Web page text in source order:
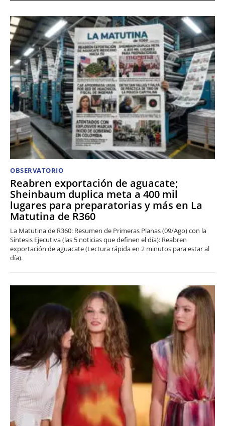
OBSERVATORIO
Reabren exportación de aguacate;
Sheinbaum duplica meta a 400 mil
lugares para preparatorias y más en La
Matutina de R360
La Matutina de R360: Resumen de Primeras Planas (09/Ago) con la
Síntesis Ejecutiva (las 5 noticias que definen el día): Reabren
exportación de aguacate (Lectura rápida en 2 minutos para estar al
día).